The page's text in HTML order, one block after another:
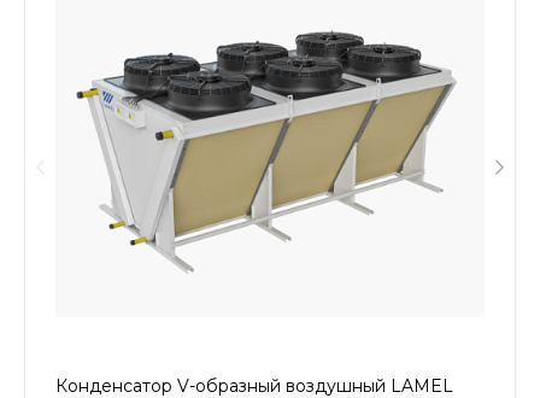
Конденсатор V-образный воздушный LAMEL